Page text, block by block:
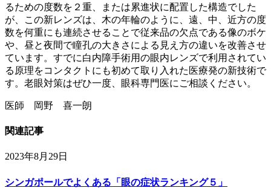
るための度数を２重、または累進状に配置した構造でした
が、この新レンズは、木の年輪のように、遠、中、近方の度
数を何重にも連続させることで従来品の欠点である像のボケ
や、昼と夜間で瞳孔の大きさによる見え方の違いを改善させ
ています。すでに白内障手術用の眼内レンズで利用されてい
る原理をコンタクトにも初めて取り入れた医療発の新技術で
す。老眼対策はぜひ一度、眼科専門医にご相談ください。
医師 岡野 喜一朗
関連記事
2023年8月29日
シンガポールでよくある「眼の症状ランキング５」